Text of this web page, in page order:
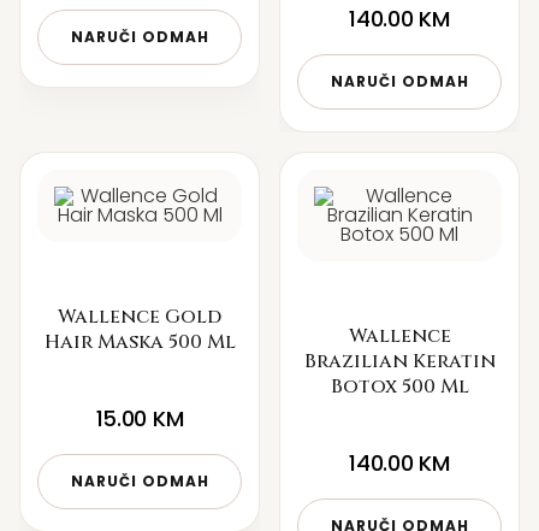
NARUČI ODMAH
140.00 KM
NARUČI ODMAH
Wallence Gold
Hair Maska 500 Ml
15.00 KM
NARUČI ODMAH
Wallence
Brazilian Keratin
Botox 500 Ml
140.00 KM
NARUČI ODMAH